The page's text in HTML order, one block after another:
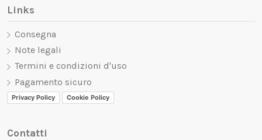
Links
Consegna
Note legali
Termini e condizioni d'uso
Pagamento sicuro
Privacy Policy Cookie Policy
Contatti